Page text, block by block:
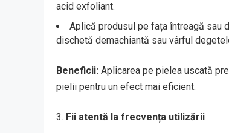
acid exfoliant.
Aplică produsul pe fața întreagă sau
dischetă demachiantă sau vârful
Beneficii: Aplicarea pe pielea uscată
pielii pentru un efect mai eficient.
Fii atentă la frecvența utilizării